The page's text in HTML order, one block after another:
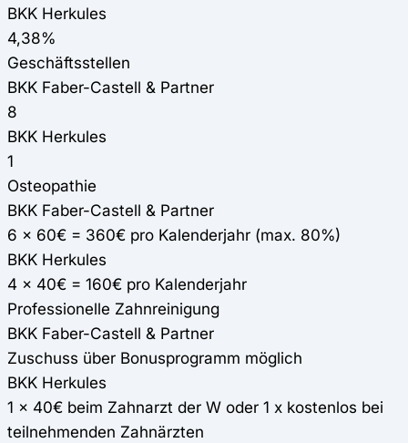
BKK Herkules
4,38%
Geschäftsstellen
BKK Faber-Castell & Partner
8
BKK Herkules
1
Osteopathie
BKK Faber-Castell & Partner
6 x 60€ = 360€ pro Kalenderjahr (max. 80%)
BKK Herkules
4 x 40€ = 160€ pro Kalenderjahr
Professionelle Zahnreinigung
BKK Faber-Castell & Partner
Zuschuss über Bonusprogramm möglich
BKK Herkules
1 x 40€ beim Zahnarzt der W oder 1 x kostenlos bei
teilnehmenden Zahnärzten